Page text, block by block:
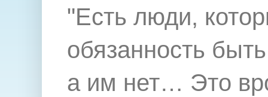
"Есть люди,
обязанность
а им нет… Это